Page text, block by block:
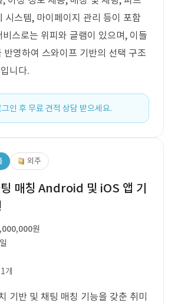
시스템, 마이페이지 관리 등이 포함
스로는 위피와 글램이 있으며, 이들
반영하여 스와이프 기반의 선택 구조
니다.
인 후 무료 견적 상담 받으세요.
외주
매칭 Android 및 iOS 앱 기
원
개
기반 및 채팅 매칭 기능을 갖춘 취미